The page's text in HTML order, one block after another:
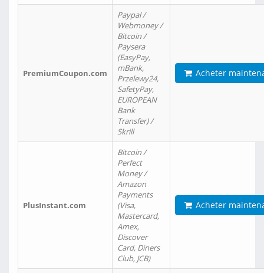
PremiumCoupon.com
Paypal /
Webmoney /
Bitcoin /
Paysera
(EasyPay,
mBank,
Przelewy24,
SafetyPay,
EUROPEAN
Bank
Transfer) /
Skrill
Acheter
PlusInstant.com
Bitcoin /
Perfect
Money /
Amazon
Payments
(Visa,
Mastercard,
Amex,
Discover
Card, Diners
Club, JCB)
Acheter